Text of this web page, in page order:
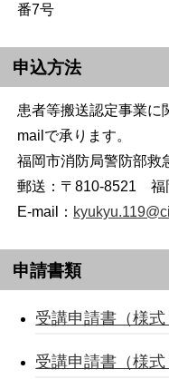
番7号
申込方法
患者等搬送認定事業に
mailで承ります。
福岡市消防局警防部救
郵送：〒810-8521 福
E-mail：
申請書類
受講申請書（様
受講申請書（様